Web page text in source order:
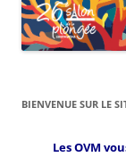
BIENVENUE SUR LE
Les OVM